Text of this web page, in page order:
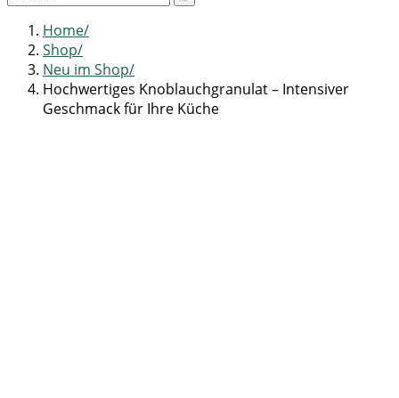
Home
Shop
Neu im Shop
Hochwertiges Knoblauchgranulat – Intensiver
Geschmack für Ihre Küche